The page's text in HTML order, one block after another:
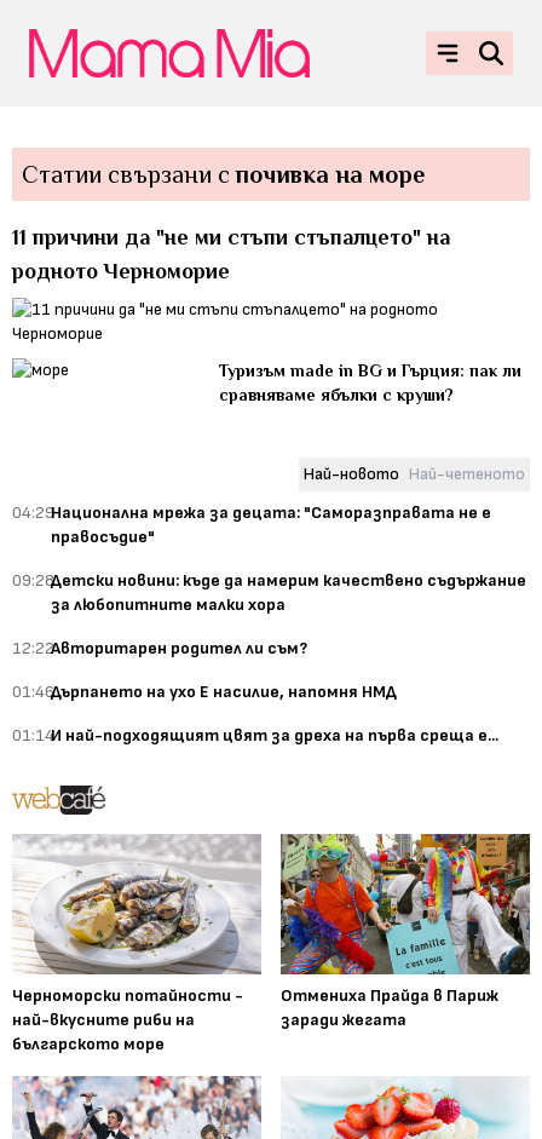
Статии свързани спочивка на море
11 причини да "не ми стъпи стъпалцето" на
родното Черноморие
Туризъм made in BG и Гърция: пак ли
сравняваме ябълки с круши?
Най-новото Най-четеното
04:29Национална мрежа за децата: "Саморазправата не е
правосъдие"
09:28Детски новини: къде да намерим качествено съдържание
за любопитните малки хора
12:22Авторитарен родител ли съм?
01:46Дърпането на ухо Е насилие, напомня НМД
01:14И най-подходящият цвят за дреха на първа среща е...
Черноморски потайности -
най-вкусните риби на
българското море
Отмениха Прайда в Париж
заради жегата